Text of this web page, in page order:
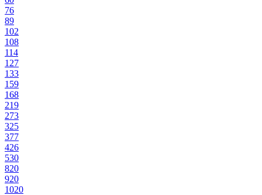
76
89
102
108
114
127
133
159
168
219
273
325
377
426
530
820
920
1020